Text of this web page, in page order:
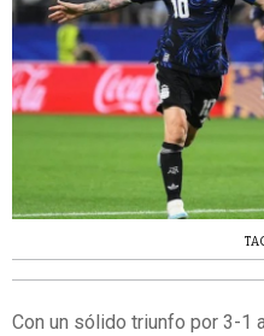
Con un sólido triunfo por 3-1